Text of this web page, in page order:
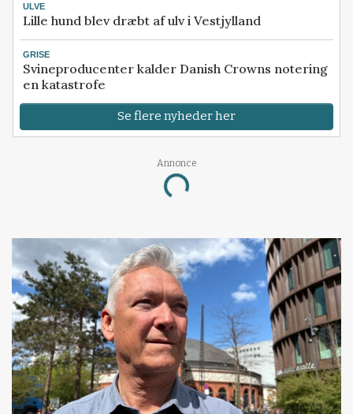
ULVE
Lille hund blev dræbt af ulv i Vestjylland
GRISE
Svineproducenter kalder Danish Crowns notering
en katastrofe
Se flere nyheder her
Annonce
Loading...